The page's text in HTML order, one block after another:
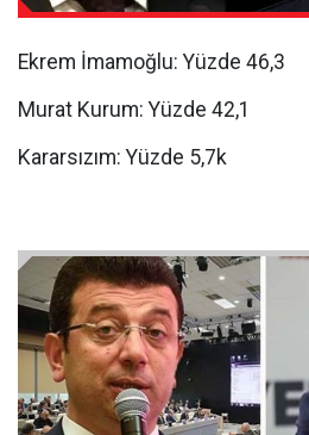
Ekrem İmamoğlu: Yüzde 46,3
Murat Kurum: Yüzde 42,1
Kararsızım: Yüzde 5,7k